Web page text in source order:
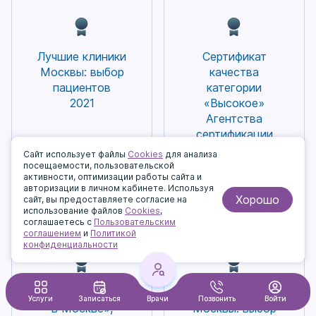
а не лечить последствия.
городская парковка непосредственно
ребенка займет минимум времени.
Лучшие клиники
Москвы: выбор
пациентов
2021
Сертификат
качества
категории
«Высокое»
Агентства
сертификации
и стандартизации
Диплом «Лучшие
в Москве»,
Лучшие клиники
Москвы: выбор
Услуги Записаться Врачи Позвонить Войти
Сайт использует файлы Cookies для анализа
посещаемости, пользовательской
активности, оптимизации работы сайта и
авторизации в личном кабинете. Используя
сайт, вы предоставляете согласие на
использование файлов Cookies,
соглашаетесь с Пользовательским
соглашением и Политикой
конфиденциальности
Хорошо